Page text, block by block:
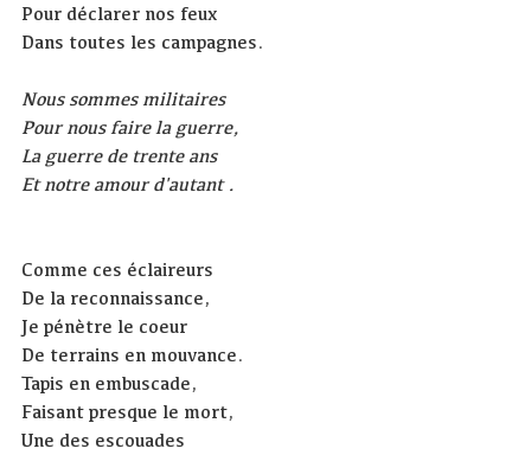
Pour déclarer nos feux
Dans toutes les campagnes.
Nous sommes militaires
Pour nous faire la guerre,
La guerre de trente ans
Et notre amour d'autant .
Comme ces éclaireurs
De la reconnaissance,
Je pénètre le coeur
De terrains en mouvance.
Tapis en embuscade,
Faisant presque le mort,
Une des escouades